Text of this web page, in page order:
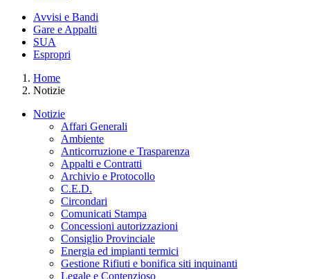
Avvisi e Bandi
Gare e Appalti
SUA
Espropri
Home
Notizie
Notizie
Affari Generali
Ambiente
Anticorruzione e Trasparenza
Appalti e Contratti
Archivio e Protocollo
C.E.D.
Circondari
Comunicati Stampa
Concessioni autorizzazioni
Consiglio Provinciale
Energia ed impianti termici
Gestione Rifiuti e bonifica siti inquinanti
Legale e Contenzioso